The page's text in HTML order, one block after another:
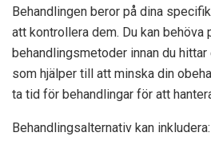
Behandlingen beror på dina
att kontrollera dem. Du kan behöva
behandlingsmetoder innan du
som hjälper till att minska din
ta tid för behandlingar för att
Behandlingsalternativ kan inkludera: